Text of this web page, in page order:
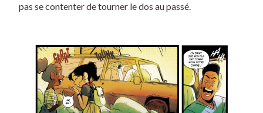
pas se contenter de tourner le dos au passé.